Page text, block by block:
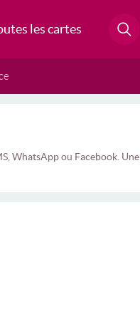
les cartes
WhatsApp ou Facebook. Une